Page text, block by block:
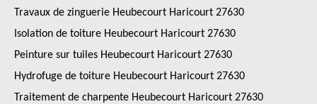
Travaux de zinguerie Heubecourt Haricourt 27630
Isolation de toiture Heubecourt Haricourt 27630
Peinture sur tuiles Heubecourt Haricourt 27630
Hydrofuge de toiture Heubecourt Haricourt 27630
Traitement de charpente Heubecourt Haricourt 27630